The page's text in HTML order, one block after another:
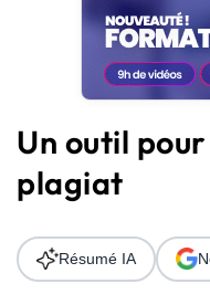
Actus SEO
Plateforme
Solutions
Ressources
Audit SEO
Un outil
plagiat
Résumé IA